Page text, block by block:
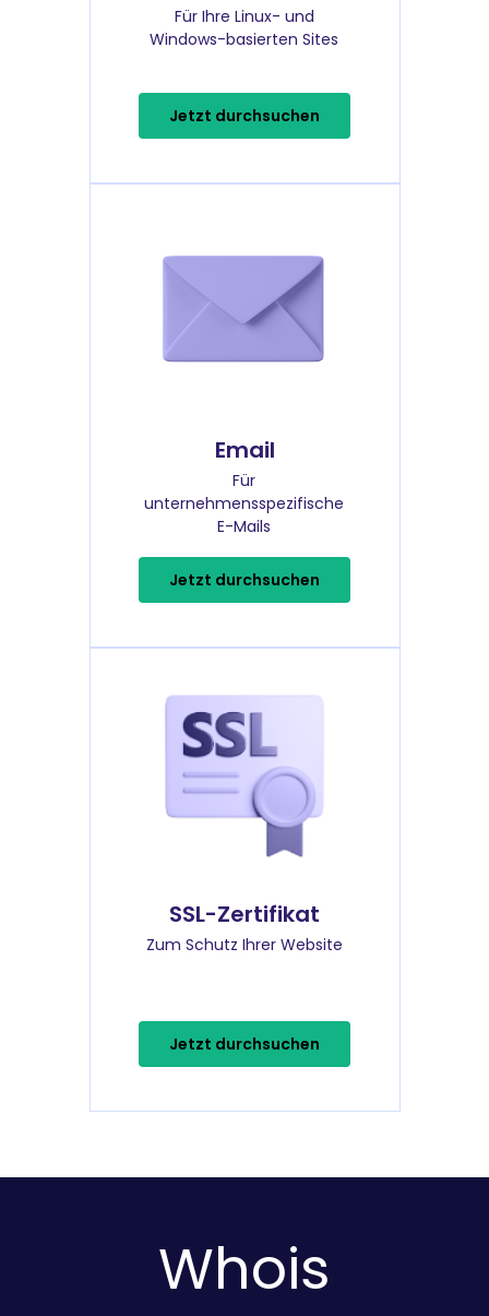
Für Ihre Linux- und
Windows-basierten Sites
Jetzt durchsuchen
Email
Für
unternehmensspezifische
E-Mails
Jetzt durchsuchen
SSL-Zertifikat
Zum Schutz Ihrer Website
Jetzt durchsuchen
Whois